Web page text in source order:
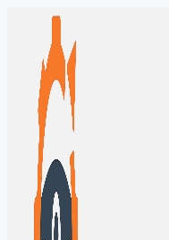
Перейти
содержимому